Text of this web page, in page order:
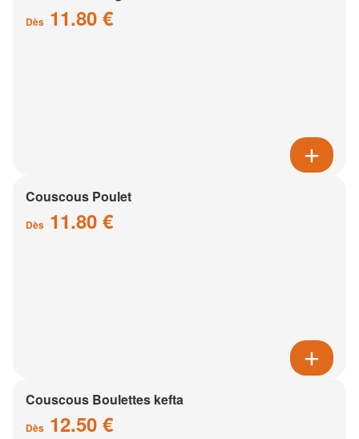
Dès 11.80 €
Couscous Poulet
Dès 11.80 €
Couscous Boulettes kefta
Dès 12.50 €